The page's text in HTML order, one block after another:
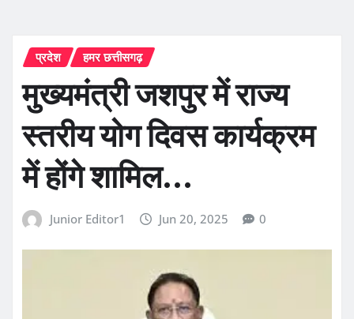
प्रदेश हमर छत्तीसगढ़
मुख्यमंत्री जशपुर में राज्य
स्तरीय योग दिवस कार्यक्रम
में होंगे शामिल…
Junior Editor1 Jun 20, 2025 0